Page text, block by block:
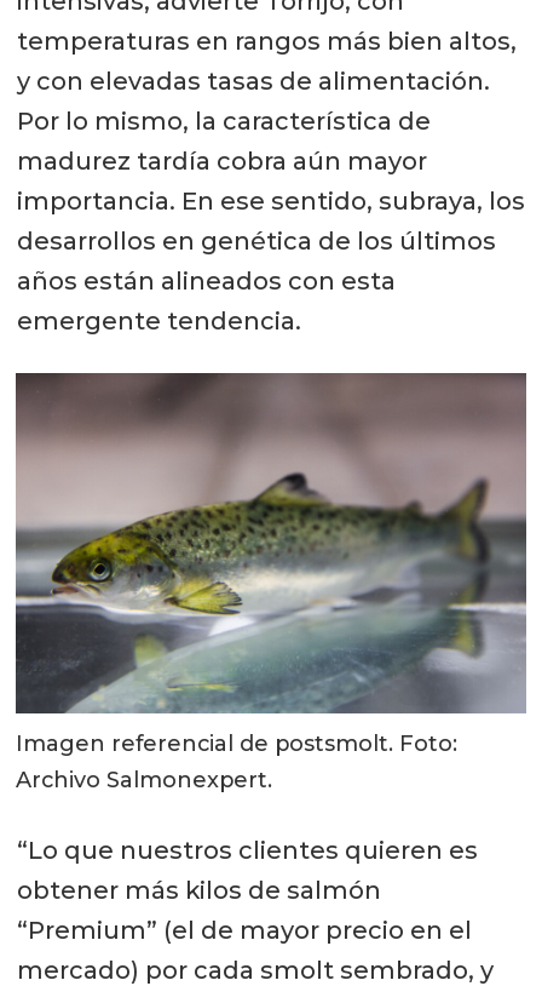
temperaturas en rangos más bien altos,
y con elevadas tasas de alimentación.
Por lo mismo, la característica de
madurez tardía cobra aún mayor
importancia. En ese sentido, subraya, los
desarrollos en genética de los últimos
años están alineados con esta
emergente tendencia.
Imagen referencial de postsmolt. Foto:
Archivo Salmonexpert.
“Lo que nuestros clientes quieren es
obtener más kilos de salmón
“Premium” (el de mayor precio en el
mercado) por cada smolt sembrado, y